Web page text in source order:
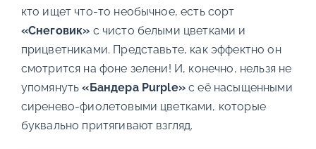
кто ищет что-то необычное, есть сорт
«Снеговик» с чисто белыми цветками и
прицветниками. Представьте, как эффектно он
смотрится на фоне зелени! И, конечно, нельзя не
упомянуть«Бандера Purple»с её насыщенными
сиренево-фиолетовыми цветками, которые
буквально притягивают взгляд.